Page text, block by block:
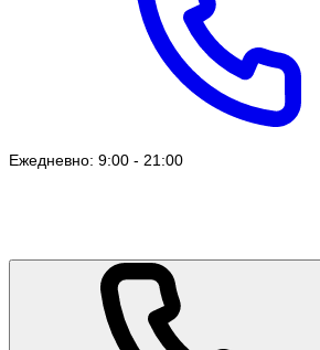
Ежедневно: 9:00 - 21:00